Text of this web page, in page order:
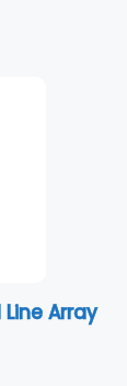
Array